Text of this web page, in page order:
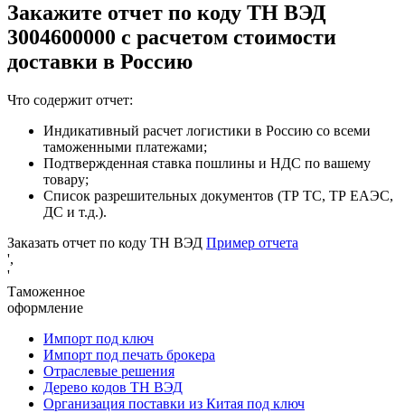
Закажите отчет по коду ТН ВЭД
3004600000 с расчетом стоимости
доставки в Россию
Что содержит отчет:
Индикативный расчет логистики в Россию со всеми
таможенными платежами;
Подтвержденная ставка пошлины и НДС по вашему
товару;
Список разрешительных документов (ТР ТС, ТР ЕАЭС,
ДС и т.д.).
Заказать отчет по коду ТН ВЭД Пример отчета
',
'
Таможенное
оформление
Импорт под ключ
Импорт под печать брокера
Отраслевые решения
Дерево кодов ТН ВЭД
Организация поставки из Китая под ключ